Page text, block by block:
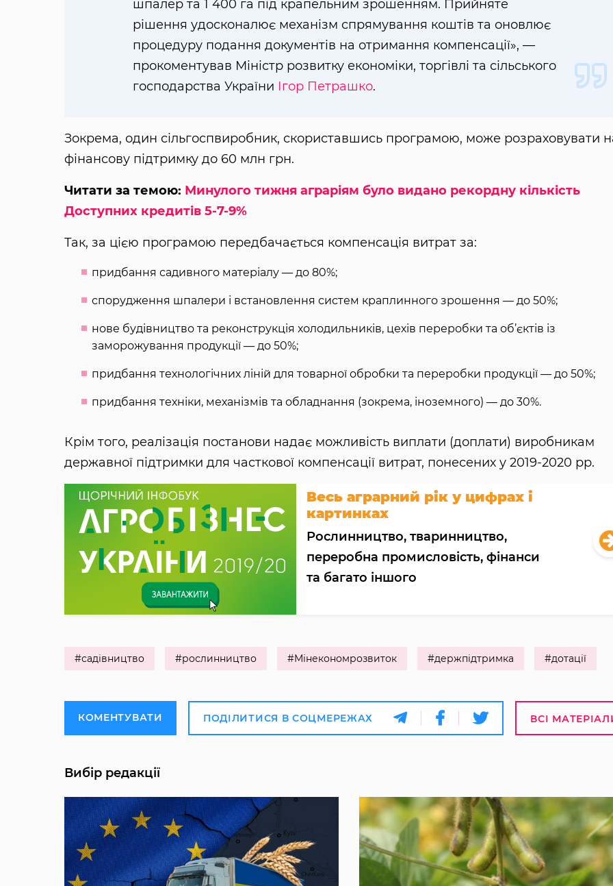
шпалер та 1 400 га під крапельним зрошенням. Прийняте
рішення удосконалює механізм спрямування коштів та оновлює
процедуру подання документів на отримання компенсації», —
прокоментував Міністр розвитку економіки, торгівлі та сільського
господарства України Ігор Петрашко.
Зокрема, один сільгоспвиробник, скориставшись програмою, може розраховувати
фінансову підтримку до 60 млн грн.
Читати за темою: Минулого тижня аграріям було видано рекордну кількість
Доступних кредитів 5-7-9%
Так, за цією програмою передбачається компенсація витрат за:
придбання садивного матеріалу — до 80%;
спорудження шпалери і встановлення систем краплинного зрошення — до 50%;
нове будівництво та реконструкція холодильників, цехів переробки та об’єктів із
заморожування продукції — до 50%;
придбання технологічних ліній для товарної обробки та переробки продукції — до 50%;
придбання техніки, механізмів та обладнання (зокрема, іноземного) — до 30%.
Крім того, реалізація постанови надає можливість виплати (доплати) виробникам
державної підтримки для часткової компенсації витрат, понесених у 2019-2020 рр.
Весь аграрний рік у цифрах і
картинках
Рослинництво, тваринництво,
переробна промисловість, фінанси
та багато іншого
#садівництво #рослинництво #Мінекономрозвиток #держпідтримка #дотації
КОМЕНТУВАТИ ПОДІЛИТИСЯ В СОЦМЕРЕЖАХ ВСІ
Вибір редакції